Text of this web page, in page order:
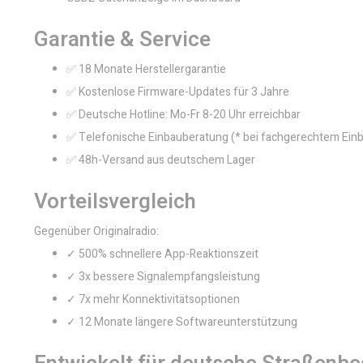
Garantie & Service
✅ 18 Monate Herstellergarantie
✅ Kostenlose Firmware-Updates für 3 Jahre
✅ Deutsche Hotline: Mo-Fr 8-20 Uhr erreichbar
✅ Telefonische Einbauberatung (* bei fachgerechtem
✅ 48h-Versand aus deutschem Lager
Vorteilsvergleich
Gegenüber Originalradio:
✓ 500% schnellere App-Reaktionszeit
✓ 3x bessere Signalempfangsleistung
✓ 7x mehr Konnektivitätsoptionen
✓ 12 Monate längere Softwareunterstützung